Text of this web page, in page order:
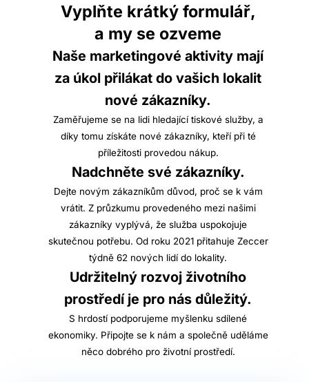
Vyplňte krátký formulář,
a my se ozveme
Naše marketingové aktivity mají
za úkol přilákat do vašich lokalit
nové zákazníky.
Zaměřujeme se na lidi hledající tiskové služby, a
díky tomu získáte nové zákazníky, kteří při té
příležitosti provedou nákup.
Nadchněte své zákazníky.
Dejte novým zákazníkům důvod, proč se k vám
vrátit. Z průzkumu provedeného mezi našimi
zákazníky vyplývá, že služba uspokojuje
skutečnou potřebu. Od roku 2021 přitahuje Zeccer
týdně 62 nových lidí do lokality.
Udržitelný rozvoj životního
prostředí je pro nás důležitý.
S hrdostí podporujeme myšlenku sdílené
ekonomiky. Připojte se k nám a společně uděláme
něco dobrého pro životní prostředí.